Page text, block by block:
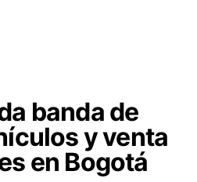
banda de
y venta
en Bogotá